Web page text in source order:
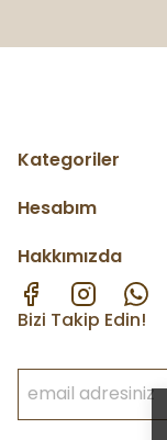
Kategoriler
Hesabım
Hakkımızda
Bizi Takip Edin!